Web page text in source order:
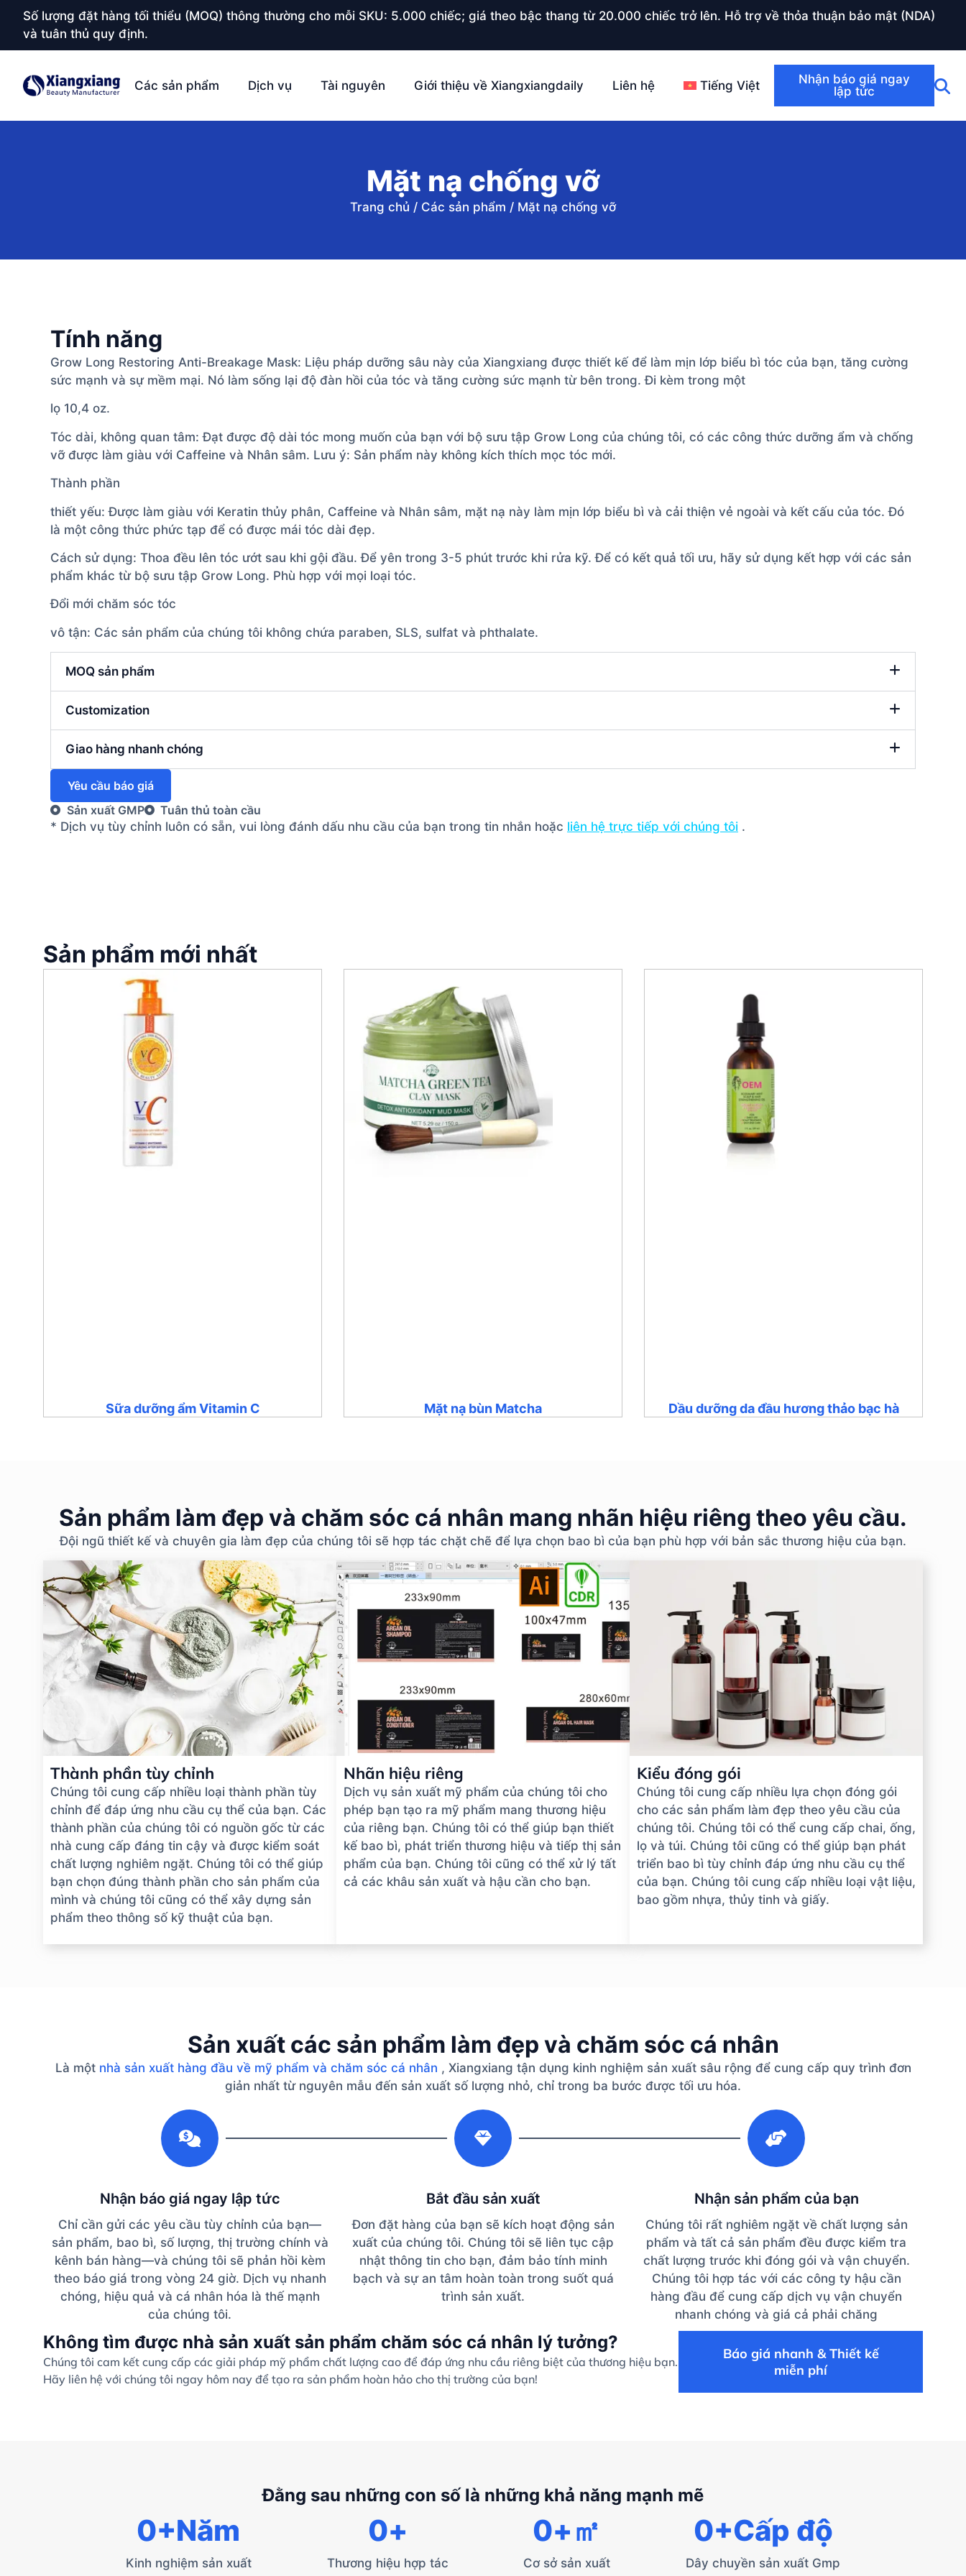
Số lượng đặt hàng tối thiểu (MOQ) thông thường cho mỗi SKU: 5.000 chiếc; giá theo bậc thang từ 20.000 chiếc trở lên. Hỗ trợ về thỏa thuận bảo mật (NDA)
và tuân thủ quy định.
Các sản phẩm Dịch vụ Tài nguyên Giới thiệu về Xiangxiangdaily Liên hệ Tiếng Việt
Nhận báo giá ngay
lập tức
Mặt nạ chống vỡ
Trang chủ / Các sản phẩm / Mặt nạ chống vỡ
Tính năng
Grow Long Restoring Anti-Breakage Mask: Liệu pháp dưỡng sâu này của Xiangxiang được thiết kế để làm mịn lớp biểu bì tóc của bạn, tăng cường
sức mạnh và sự mềm mại. Nó làm sống lại độ đàn hồi của tóc và tăng cường sức mạnh từ bên trong. Đi kèm trong một
lọ 10,4 oz.
Tóc dài, không quan tâm: Đạt được độ dài tóc mong muốn của bạn với bộ sưu tập Grow Long của chúng tôi, có các công thức dưỡng ẩm và chống
vỡ được làm giàu với Caffeine và Nhân sâm. Lưu ý: Sản phẩm này không kích thích mọc tóc mới.
Thành phần
thiết yếu: Được làm giàu với Keratin thủy phân, Caffeine và Nhân sâm, mặt nạ này làm mịn lớp biểu bì và cải thiện vẻ ngoài và kết cấu của tóc. Đó
là một công thức phức tạp để có được mái tóc dài đẹp.
Cách sử dụng: Thoa đều lên tóc ướt sau khi gội đầu. Để yên trong 3-5 phút trước khi rửa kỹ. Để có kết quả tối ưu, hãy sử dụng kết hợp với các sản
phẩm khác từ bộ sưu tập Grow Long. Phù hợp với mọi loại tóc.
Đổi mới chăm sóc tóc
vô tận: Các sản phẩm của chúng tôi không chứa paraben, SLS, sulfat và phthalate.
MOQ sản phẩm
Customization
Giao hàng nhanh chóng
Yêu cầu báo giá
Sản xuất GMP
Tuân thủ toàn cầu
* Dịch vụ tùy chỉnh luôn có sẵn, vui lòng đánh dấu nhu cầu của bạn trong tin nhắn hoặc liên hệ trực tiếp với chúng tôi .
Sản phẩm mới nhất
Sữa dưỡng ẩm Vitamin C Mặt nạ bùn Matcha Dầu dưỡng da đầu hương thảo bạc hà
Sản phẩm làm đẹp và chăm sóc cá nhân mang nhãn hiệu riêng theo yêu cầu.
Đội ngũ thiết kế và chuyên gia làm đẹp của chúng tôi sẽ hợp tác chặt chẽ để lựa chọn bao bì của bạn phù hợp với bản sắc thương hiệu của bạn.
Thành phần tùy chỉnh
Chúng tôi cung cấp nhiều loại thành phần tùy
chỉnh để đáp ứng nhu cầu cụ thể của bạn. Các
thành phần của chúng tôi có nguồn gốc từ các
nhà cung cấp đáng tin cậy và được kiểm soát
chất lượng nghiêm ngặt. Chúng tôi có thể giúp
bạn chọn đúng thành phần cho sản phẩm của
mình và chúng tôi cũng có thể xây dựng sản
phẩm theo thông số kỹ thuật của bạn.
Nhãn hiệu riêng
Dịch vụ sản xuất mỹ phẩm của chúng tôi cho
phép bạn tạo ra mỹ phẩm mang thương hiệu
của riêng bạn. Chúng tôi có thể giúp bạn thiết
kế bao bì, phát triển thương hiệu và tiếp thị sản
phẩm của bạn. Chúng tôi cũng có thể xử lý tất
cả các khâu sản xuất và hậu cần cho bạn.
Kiểu đóng gói
Chúng tôi cung cấp nhiều lựa chọn đóng gói
cho các sản phẩm làm đẹp theo yêu cầu của
chúng tôi. Chúng tôi có thể cung cấp chai, ống,
lọ và túi. Chúng tôi cũng có thể giúp bạn phát
triển bao bì tùy chỉnh đáp ứng nhu cầu cụ thể
của bạn. Chúng tôi cung cấp nhiều loại vật liệu,
bao gồm nhựa, thủy tinh và giấy.
Sản xuất các sản phẩm làm đẹp và chăm sóc cá nhân
Là một nhà sản xuất hàng đầu về mỹ phẩm và chăm sóc cá nhân , Xiangxiang tận dụng kinh nghiệm sản xuất sâu rộng để cung cấp quy trình đơn
giản nhất từ ​​nguyên mẫu đến sản xuất số lượng nhỏ, chỉ trong ba bước được tối ưu hóa.
Nhận báo giá ngay lập tức
Chỉ cần gửi các yêu cầu tùy chỉnh của bạn—
sản phẩm, bao bì, số lượng, thị trường chính và
kênh bán hàng—và chúng tôi sẽ phản hồi kèm
theo báo giá trong vòng 24 giờ. Dịch vụ nhanh
chóng, hiệu quả và cá nhân hóa là thế mạnh
của chúng tôi.
Bắt đầu sản xuất
Đơn đặt hàng của bạn sẽ kích hoạt động sản
xuất của chúng tôi. Chúng tôi sẽ liên tục cập
nhật thông tin cho bạn, đảm bảo tính minh
bạch và sự an tâm hoàn toàn trong suốt quá
trình sản xuất.
Nhận sản phẩm của bạn
Chúng tôi rất nghiêm ngặt về chất lượng sản
phẩm và tất cả sản phẩm đều được kiểm tra
chất lượng trước khi đóng gói và vận chuyển.
Chúng tôi hợp tác với các công ty hậu cần
hàng đầu để cung cấp dịch vụ vận chuyển
nhanh chóng và giá cả phải chăng
Không tìm được nhà sản xuất sản phẩm chăm sóc cá nhân lý tưởng?
Chúng tôi cam kết cung cấp các giải pháp mỹ phẩm chất lượng cao để đáp ứng nhu cầu riêng biệt của thương hiệu bạn.
Hãy liên hệ với chúng tôi ngay hôm nay để tạo ra sản phẩm hoàn hảo cho thị trường của bạn!
Báo giá nhanh & Thiết kế
miễn phí
Đằng sau những con số là những khả năng mạnh mẽ
Kinh nghiệm sản xuất
0+Năm
Thương hiệu hợp tác
0+
Cơ sở sản xuất
0+㎡
Dây chuyền sản xuất Gmp
0+Cấp độ